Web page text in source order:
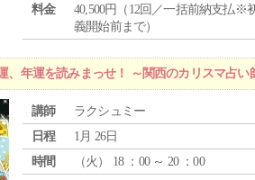
料金
40,500円（12回／一括前納支払※
義開始前まで）
、年運を読みまっせ！ ～関西のカリスマ占
講師
ラクシュミー
日程
1月 26日
時間
（火 ） 18 ：00 ～ 20 ：00